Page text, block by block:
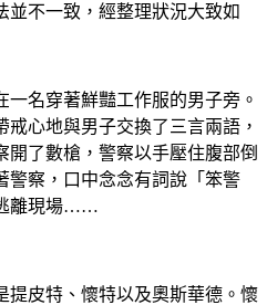
並不一致，經整理狀況大致如
名穿著鮮豔工作服的男子旁。
心地與男子交換了三言兩語，
了數槍，警察以手壓住腹部倒
警察，口中念念有詞說「笨警
離現場……
提皮特、懷特以及奧斯華德。懷